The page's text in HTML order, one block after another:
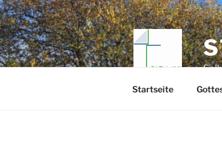
Zum
Inhalt
springen
Startseite